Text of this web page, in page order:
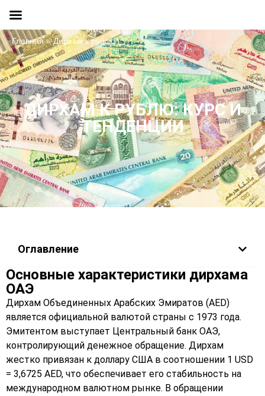
ДИРХАМ К РУБЛЮ: КУРС И
ТЕНДЕНЦИИ
Главная»Дирхам к рублю
Оглавление
Основные характеристики дирхама
ОАЭ
Дирхам Объединенных Арабских Эмиратов (AED)
является официальной валютой страны с 1973 года.
Эмитентом выступает Центральный банк ОАЭ,
контролирующий денежное обращение. Дирхам
жестко привязан к доллару США в соотношении 1 USD
= 3,6725 AED, что обеспечивает его стабильность на
международном валютном рынке. В обращении